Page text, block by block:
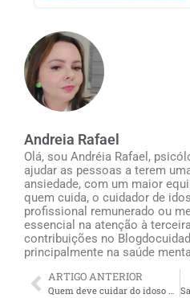
Andreia Rafael
Olá, sou Andréia Rafael,
ajudar as pessoas a terem
ansiedade, com um maior
quem cuida, o cuidador de
profissional remunerado ou
essencial na atenção à
contribuições no
principalmente na saúde
ARTIGO ANTERIOR
Quem deve cuidar do idoso na família?